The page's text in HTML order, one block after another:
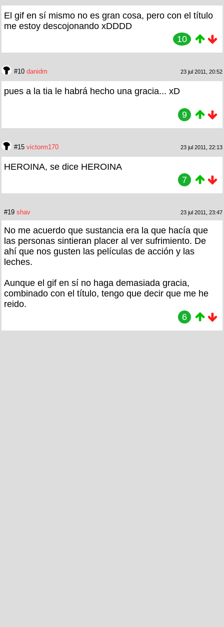
El gif en sí mismo no es gran cosa, pero con el título
me estoy descojonando xDDDD
10
#10 danidm 23 jul 2011, 20:52
pues a la tia le habrá hecho una gracia... xD
9
#15 victorm170 23 jul 2011, 22:13
HEROINA, se dice HEROINA
7
#19 shav 23 jul 2011, 23:47
No me acuerdo que sustancia era la que hacía que
las personas sintieran placer al ver sufrimiento. De
ahí que nos gusten las películas de acción y las
leches.
Aunque el gif en sí no haga demasiada gracia,
combinado con el título, tengo que decir que me he
reido.
6